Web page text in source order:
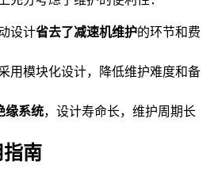
设计省去了减速机维护的环节和费
用模块化设计，降低维护难度和备
缘系统，设计寿命长，维护周期长
南